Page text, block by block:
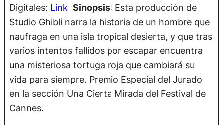
Digitales: Link Sinopsis: Esta producción de
Studio Ghibli narra la historia de un hombre que
naufraga en una isla tropical desierta, y que tras
varios intentos fallidos por escapar encuentra
una misteriosa tortuga roja que cambiará su
vida para siempre. Premio Especial del Jurado
en la sección Una Cierta Mirada del Festival de
Cannes.